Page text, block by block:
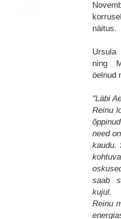
näitus.
Ursula
ning
öelnud
"Läbi
Reinu
need
kaudu.
saab
kujul.
Reinu